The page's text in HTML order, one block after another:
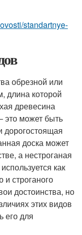
standartnye-
обрезной или
длина которой
древесина
это может быть
дорогостоящая
доска может
а нестроганая
как
и строганого
достоинства, но
этих видов
его для